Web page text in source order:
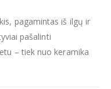
pagamintas iš ilgų ir
pašalinti
– tiek nuo keramika